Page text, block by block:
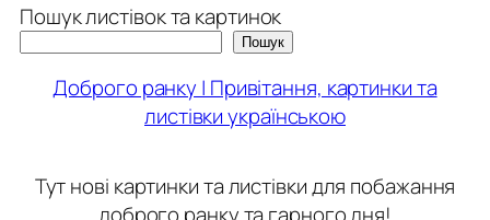
Пошук листівок та картинок
Пошук
Доброго ранку | Привітання, картинки та
листівки українською
Тут нові картинки та листівки для побажання
доброго ранку та гарного дня!